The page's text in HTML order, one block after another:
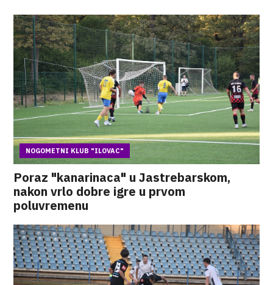
NOGOMETNI KLUB "ILOVAC"
Poraz "kanarinaca" u Jastrebarskom,
nakon vrlo dobre igre u prvom
poluvremenu